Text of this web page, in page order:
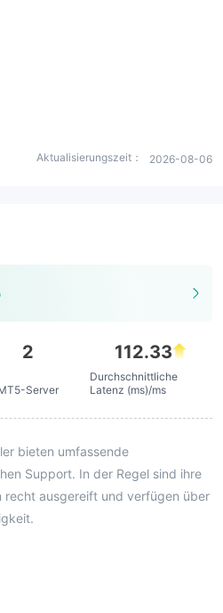
Aktualisierungszeit： 2026-08-06
2
Server
112.33
Durchschnittliche
Latenz (ms)/ms
bieten umfassende
Support. In der Regel sind ihre
recht ausgereift und verfügen über